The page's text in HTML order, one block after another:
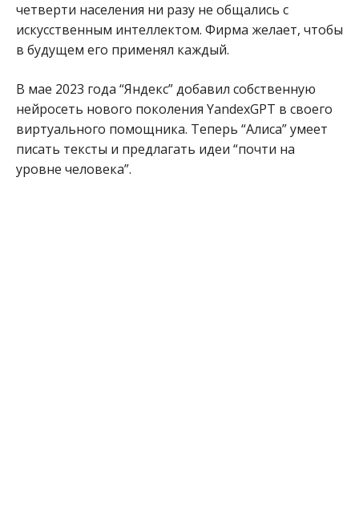
четверти населения ни разу не общались с
искусственным интеллектом. Фирма желает, чтобы
в будущем его применял каждый.
В мае 2023 года “Яндекс” добавил собственную
нейросеть нового поколения YandexGPT в своего
виртуального помощника. Теперь “Алиса” умеет
писать тексты и предлагать идеи “почти на
уровне человека”.